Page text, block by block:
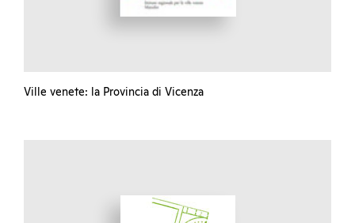
Ville venete: la Provincia di Vicenza